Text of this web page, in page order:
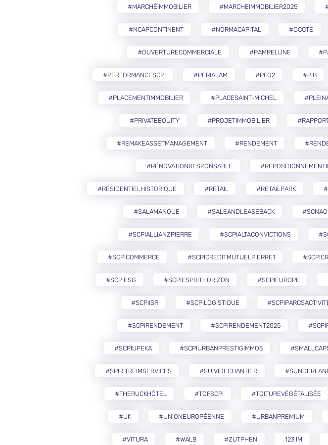
#MARCHÉIMMOBILIER #MARCHEIMMOBILIER2025
#NCAPCONTINENT #NORMACAPITAL #OCCTE
#OUVERTURECOMMERCIALE #PAMPELUNE
#PERFORMANCESCPI #PERIALAM #PFO2 #PIB
#PLACEMENTIMMOBILIER #PLACESAINT-MICHEL
#PRIVATEEQUITY #PROJETIMMOBILIER
#REMAKEASSETMANAGEMENT #RENDEMENT
#RÉNOVATIONRESPONSABLE
#RÉSIDENTIELHISTORIQUE #RETAIL #RETAILPARK
#SALAMANQUE #SALEANDLEASEBACK
#SCPIALLIANZPIERRE #SCPIALTACONVICTIONS
#SCPICOMMERCE #SCPICREDITMUTUELPIERRE1
#SCPIESG #SCPIESPRITHORIZON #SCPIEUROPE
#SCPIISR #SCPILOGISTIQUE
#SCPIRENDEMENT #SCPIRENDEMENT2025
#SCPIUPEKA #SCPIURBANPRESTIGIMMO5
#SPIRITREIMSERVICES #SUIVIDECHANTIER
#THERUCKHÔTEL #TOFSCPI #TOITUREVÉGÉTALISÉE
#UK #UNIONEUROPÉENNE #URBANPREMIUM
#VITURA #WALB #ZUTPHEN 123 IM